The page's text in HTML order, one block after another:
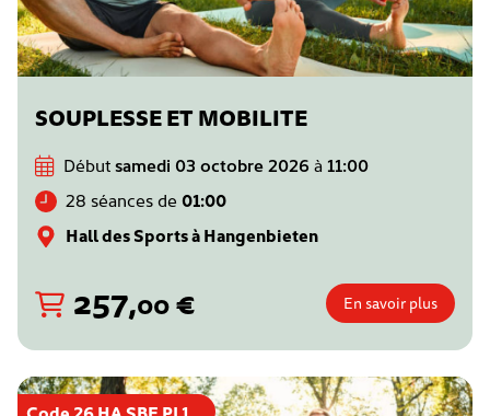
SOUPLESSE ET MOBILITE
Débutsamedi 03 octobre 2026 à 11:00
28 séances de 01:00
Hall des Sports à Hangenbieten
257,00€ En savoir plus